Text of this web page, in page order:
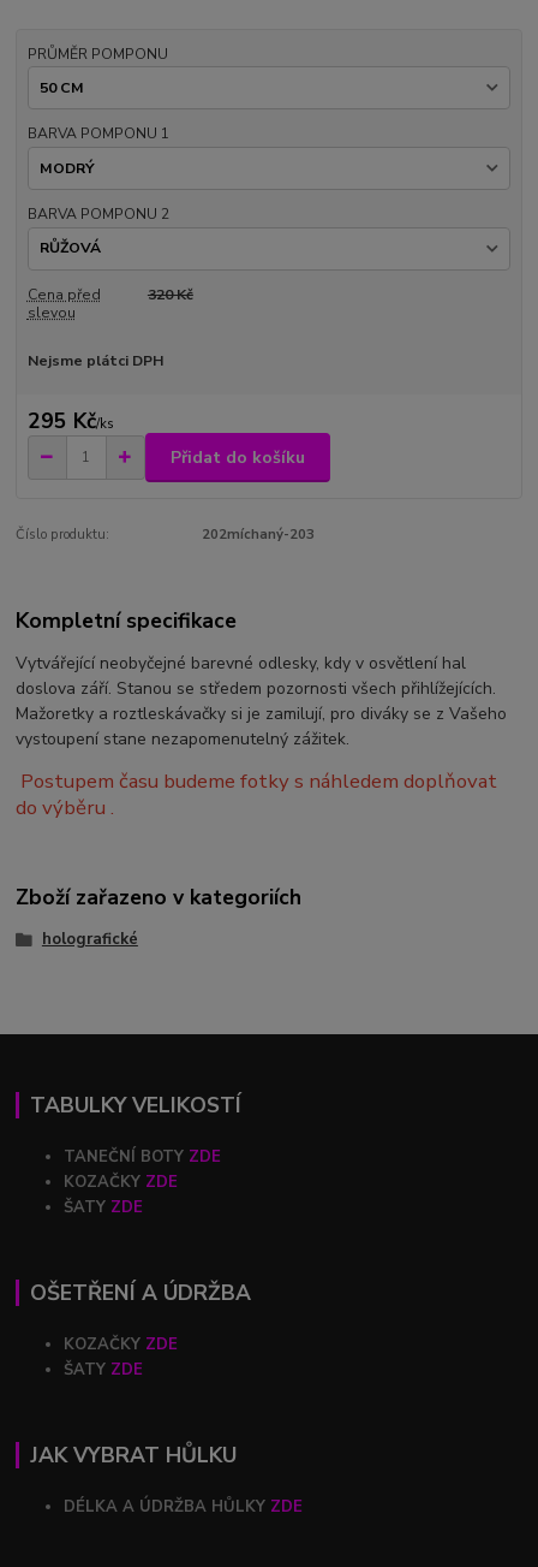
PRŮMĚR POMPONU
BARVA POMPONU 1
BARVA POMPONU 2
Cena před
slevou
320 Kč
Nejsme plátci DPH
295 Kč/ks
Přidat do košíku
Číslo produktu: 202míchaný-203
Kompletní specifikace
Vytvářející neobyčejné barevné odlesky, kdy v osvětlení hal
doslova září. Stanou se středem pozornosti všech přihlížejících.
Mažoretky a roztleskávačky si je zamilují, pro diváky se z Vašeho
vystoupení stane nezapomenutelný zážitek.
Postupem času budeme fotky s náhledem doplňovat
do výběru .
Zboží zařazeno v kategoriích
holografické
TABULKY VELIKOSTÍ
TANEČNÍ BOTY ZDE
KOZAČKY ZDE
ŠATY ZDE
OŠETŘENÍ A ÚDRŽBA
KOZAČKY ZDE
ŠATY ZDE
JAK VYBRAT HŮLKU
DÉLKA A ÚDRŽBA HŮLKY ZDE